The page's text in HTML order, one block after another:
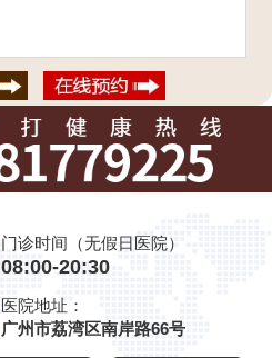
门诊时间（无假日医院）
08:00-20:30
医院地址：
广州市荔湾区南岸路66号